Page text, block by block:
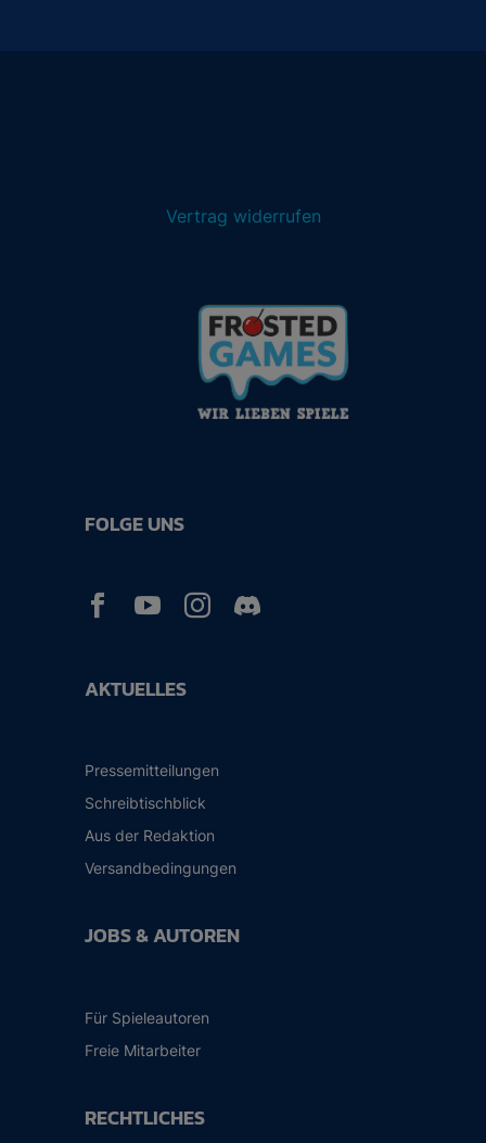
Vertrag widerrufen
AKTUELLES
Pressemitteilungen
Schreibtischblick
Aus der Redaktion
Versandbedingungen
JOBS & AUTOREN
Für Spieleautoren
Freie Mitarbeiter
RECHTLICHES
FOLGE UNS
  